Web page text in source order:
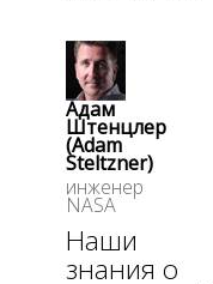
Адам
Штенцлер
(Adam
Steltzner)
инженер
NASA
Наши
знания о